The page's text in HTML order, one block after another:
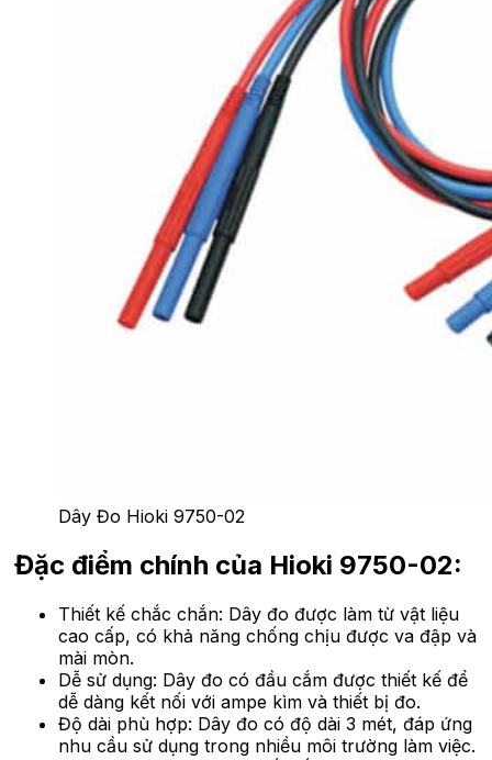
Dây Đo Hioki 9750-02
Đặc điểm chính của Hioki 9750-02:
Thiết kế chắc chắn: Dây đo được làm từ vật liệu
cao cấp, có khả năng chống chịu được va đập và
mài mòn.
Dễ sử dụng: Dây đo có đầu cắm được thiết kế để
dễ dàng kết nối với ampe kìm và thiết bị đo.
Độ dài phù hợp: Dây đo có độ dài 3 mét, đáp ứng
nhu cầu sử dụng trong nhiều môi trường làm việc.